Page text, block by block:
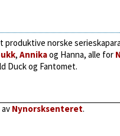
produktive norske
, Annikaog Hanna, alle for
Duck og Fantomet.
Nynorsksenteret.